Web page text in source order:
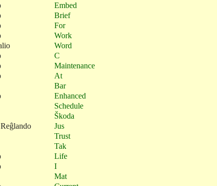
Embed
Brief
For
Work
Word
C
Maintenance
At
Bar
Enhanced
Schedule
Škoda
Jus
Trust
Tak
Life
I
Mat